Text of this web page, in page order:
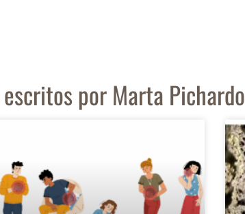
por Marta Pichardo